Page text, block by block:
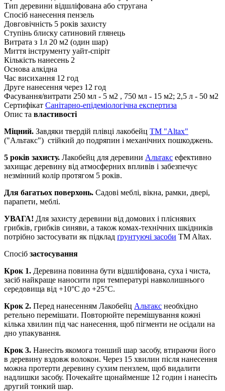
Тип деревини відшліфована або стругана
Спосіб нанесення пензель
Довговічність 5 років захисту
Ступінь блиску сатиновий глянець
Витрата з 1л 20 м2 (один шар)
Миття інструменту уайт-спіріт
Кількість нанесень 2
Основа алкідна
Час висихання 12 год
Друге нанесення через 12 год
Фасування/витрати 250 мл - 5 м2 , 750 мл - 15 м2; 2,5 л - 50 м2
Сертифікат Санітарно-епідеміологічна експертиза
Опис та властивості
Міцний. Завдяки твердій плівці лакобейц TM "Altax"
("Альтакс") стійкий до подряпин і механічних пошкоджень.
5 років захисту. Лакобейц для деревини Альтакс ефективно
захищає деревину від атмосферних впливів і забезпечує
незмінний колір протягом 5 років.
Для багатьох поверхонь. Садові меблі, вікна, рамки, двері,
парапети, меблі.
УВАГА! Для захисту деревини від домових і пліснявих
грибків, грибків синяви, а також комах-технічних шкідників
потрібно застосувати як підклад ґрунтуючі засоби TM Altax.
Спосіб застосування
Крок 1. Деревина повинна бути відшліфована, суха і чиста,
засіб найкраще наносити при температурі навколишнього
середовища від +10°С до +25°С.
Крок 2. Перед нанесенням Лакобейц Альтакс необхідно
ретельно перемішати. Повторюйте перемішування кожні
кілька хвилин під час нанесення, щоб пігменти не осідали на
дно упакування.
Крок 3. Нанесіть якомога тонший шар засобу, втираючи його
в деревину вздовж волокон. Через 15 хвилин після нанесення
можна протерти деревину сухим пензлем, щоб видалити
надлишки засобу. Почекайте щонайменше 12 годин і нанесіть
другий тонкий шар.